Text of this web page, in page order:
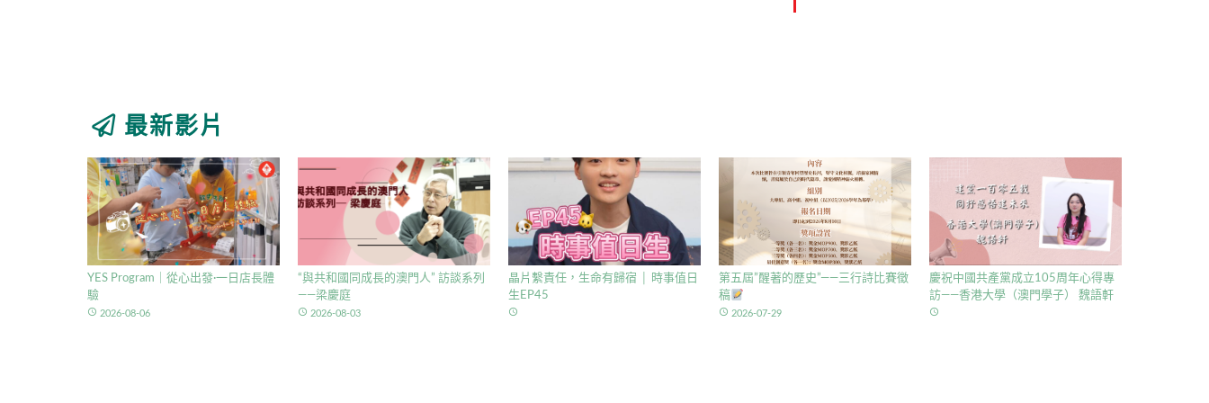
最新影片
YES Program｜從心出發·一日店長體
驗
access_time 2026-08-06
“與共和國同成長的澳門人” 訪談系列
——梁慶庭
access_time 2026-08-03
晶片繫責任，生命有歸宿 │ 時事值日
生EP45
access_time
第五屆”醒著的歷史”——三行詩比賽徵
稿
access_time 2026-07-29
慶祝中國共產黨成立105周年心得專
訪——香港大學（澳門學子） 魏語軒
access_time